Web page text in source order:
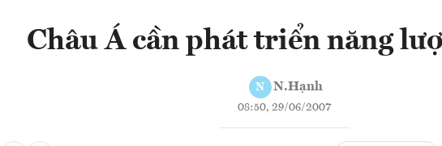
Châu Á cần phát triển năng
N N.Hạnh
08:50, 29/06/2007